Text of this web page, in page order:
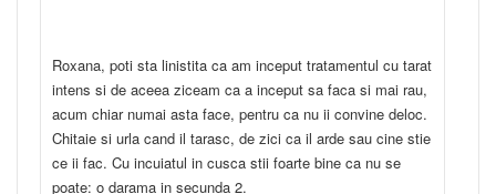
Roxana, poti sta linistita ca am inceput tratamentul cu tarat
intens si de aceea ziceam ca a inceput sa faca si mai rau,
acum chiar numai asta face, pentru ca nu ii convine deloc.
Chitaie si urla cand il tarasc, de zici ca il arde sau cine stie
ce ii fac. Cu incuiatul in cusca stii foarte bine ca nu se
poate: o darama in secunda 2.